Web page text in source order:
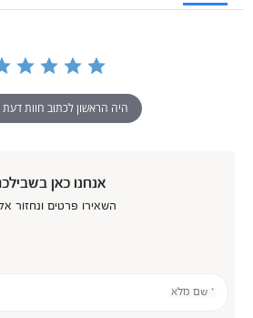
היה הראשון לכתוב חוות דעת
אנחנו כאן
השאירו פרטים ונחזור
* שם מלא